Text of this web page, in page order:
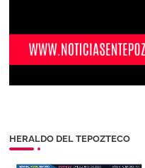
HERALDO DEL TEPOZTECO